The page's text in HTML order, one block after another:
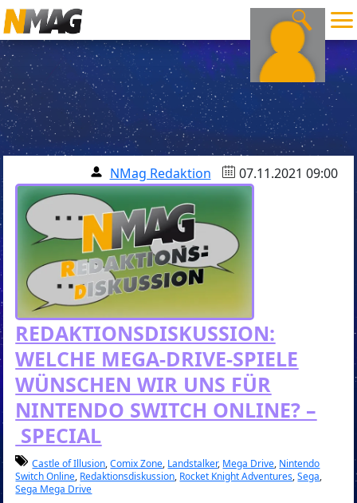
NMag Redaktion 07.11.2021 09:00
REDAKTIONSDISKUSSION:
WELCHE MEGA-DRIVE-SPIELE
WÜNSCHEN WIR UNS FÜR
NINTENDO SWITCH ONLINE? –
SPECIAL
Castle of Illusion,Comix Zone, Landstalker, Mega Drive, Nintendo
Switch Online, Redaktionsdiskussion, Rocket Knight Adventures,Sega,
Sega Mega Drive